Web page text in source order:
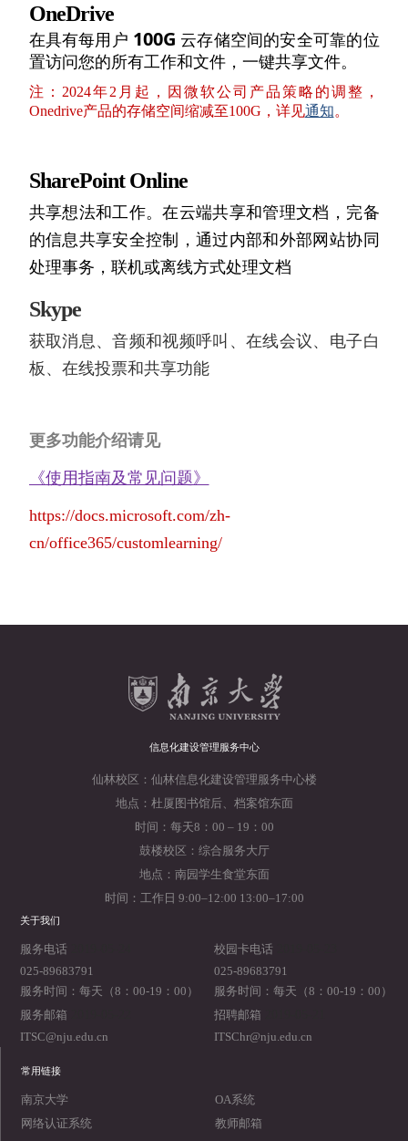
OneDrive
在具有每用户 100G 云存储空间的安全可靠的位
置访问您的所有工作和文件，一键共享文件。
注：2024年2月起，因微软公司产品策略的调整，
Onedrive产品的存储空间缩减至100G，详见通知。
SharePoint Online
共享想法和工作。在云端共享和管理文档， 完备
的信息共享安全控制， 通过内部和外部网站协同
处理事务， 联机或离线方式处理文档
Skype
获取消息、音频和视频呼叫、在线会议、电子白
板、在线投票和共享功能
更多功能介绍请见
《使用指南及常见问题》
https://docs.microsoft.com/zh-
cn/office365/customlearning/
信息化建设管理服务中心
仙林校区：仙林信息化建设管理服务中心楼
地点：杜厦图书馆后、档案馆东面
时间：每天8：00 – 19：00
鼓楼校区：综合服务大厅
地点：南园学生食堂东面
时间：工作日 9:00–12:00 13:00–17:00
关于我们
服务电话
025-89683791
服务时间：每天（8：00-19：00）
校园卡电话
025-89683791
服务时间：每天（8：00-19：00）
服务邮箱
ITSC@nju.edu.cn
招聘邮箱
ITSChr@nju.edu.cn
常用链接
南京大学
OA系统
网络认证系统
教师邮箱